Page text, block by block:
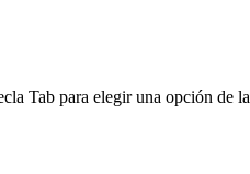
Tab para elegir una opción de la